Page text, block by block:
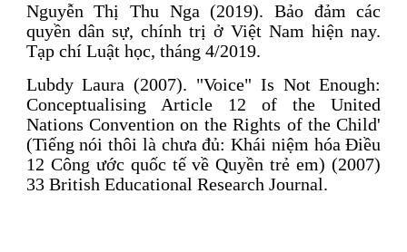
Nguyễn Thị Thu Nga (2019). Bảo đảm các
quyền dân sự, chính trị ở Việt Nam hiện nay.
Tạp chí Luật học, tháng 4/2019.
Lubdy Laura (2007). "Voice" Is Not Enough:
Conceptualising Article 12 of the United
Nations Convention on the Rights of the Child'
(Tiếng nói thôi là chưa đủ: Khái niệm hóa Điều
12 Công ước quốc tế về Quyền trẻ em) (2007)
33 British Educational Research Journal.